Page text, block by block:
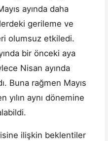
ayında daha
gerileme ve
olumsuz etkiledi.
bir önceki aya
Nisan ayında
Buna rağmen Mayıs
yılın aynı dönemine
ilişkin beklentiler